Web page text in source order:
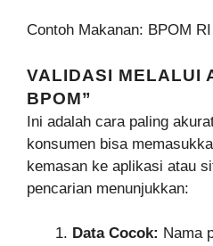
Contoh Makanan: BPOM
VALIDASI MELALUI
BPOM”
Ini adalah cara paling
konsumen bisa
kemasan ke aplikasi atau
pencarian menunjukkan:
Data Cocok: Nama